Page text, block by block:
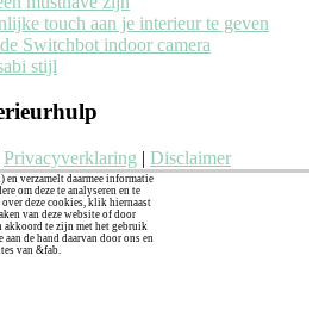
touch aan je interieur te geven
Switchbot indoor camera
stijl
Privacyverklaring | Disclaimer
verzamelt daarmee informatie
om deze te analyseren en te
deze cookies, klik hiernaast
van deze website of door
akkoord te zijn met het gebruik
de hand daarvan door ons en
van &fab.